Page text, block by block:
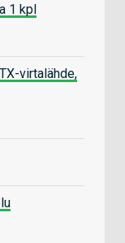
1 kpl
virtalähde,